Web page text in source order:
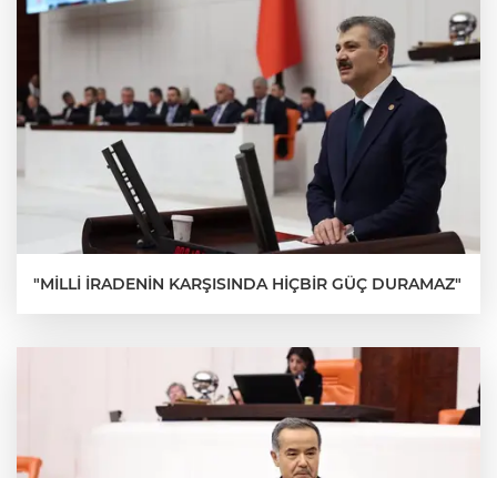
"MİLLİ İRADENİN KARŞISINDA HİÇBİR GÜÇ DURAMAZ"